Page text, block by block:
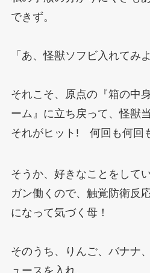
できず。
「あ、怪獣ソフビ入れてみよ
それこそ、原点の『箱の中
ーム』に立ち戻って、怪獣
それがヒット! 何回も何回
そうか、好きなことをして
ガン働くので、触覚防衛反
になって気づく母！
そのうち、りんご、バナナ